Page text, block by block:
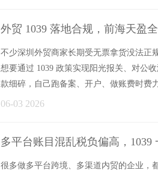
外贸 1039 落地合规，前海天盈
不少深圳外贸商家长期受无票拿货没法正
想要通过 1039 政策实现阳光报关、对公
款细碎，自己跑备案、开户、做账费时费
06-03 2026
多平台账目混乱税负偏高，1039
很多做多平台跨境、多渠道内贸的企业，